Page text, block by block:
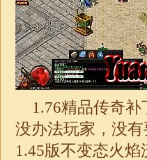
1.76精品传奇补
没办法玩家，没
1.45版不变态火